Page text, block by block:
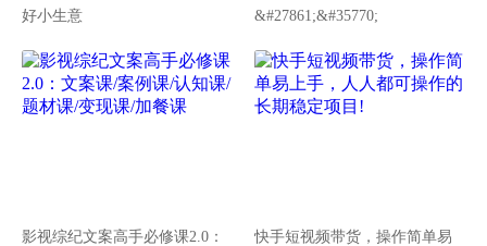
好小生意
&#27861;&#35770;
影视综纪文案高手必修课2.0：
快手短视频带货，操作简单易